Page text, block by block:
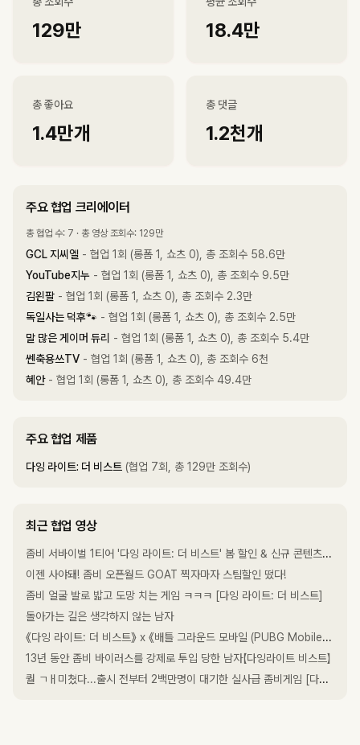
129만 18.4만
총 좋아요
1.4만개
총 댓글
1.2천개
주요 협업 크리에이터
총 협업 수: 7 · 총 영상 조회수: 129만
GCL 지씨엘 - 협업 1회 (롱폼 1, 쇼츠 0), 총 조회수 58.6만
YouTube지누 - 협업 1회 (롱폼 1, 쇼츠 0), 총 조회수 9.5만
김왼팔 - 협업 1회 (롱폼 1, 쇼츠 0), 총 조회수 2.3만
독일사는 덕후🐾 - 협업 1회 (롱폼 1, 쇼츠 0), 총 조회수 2.5만
말 많은 게이머 듀리 - 협업 1회 (롱폼 1, 쇼츠 0), 총 조회수 5.4만
쎈축용쓰TV - 협업 1회 (롱폼 1, 쇼츠 0), 총 조회수 6천
혜안- 협업 1회 (롱폼 1, 쇼츠 0), 총 조회수 49.4만
주요 협업 제품
다잉 라이트: 더 비스트 (협업 7회, 총 129만 조회수)
최근 협업 영상
좀비 서바이벌 1티어 '다잉 라이트: 더 비스트' 봄 할인 & 신규 콘텐츠 총정리
이젠 사야돼! 좀비 오픈월드 GOAT 찍자마자 스팀할인 떴다!
좀비 얼굴 발로 밟고 도망 치는 게임 ㅋㅋㅋ [다잉 라이트: 더 비스트]
돌아가는 길은 생각하지 않는 남자
《다잉 라이트: 더 비스트》 x 《배틀 그라운드 모바일 (PUBG Mobile)》 콜라보 이벤트 (4K)
13년 동안 좀비 바이러스를 강제로 투입 당한 남자【다잉라이트 비스트】
퀄 ㄱㅐ미쳤다...출시 전부터 2백만명이 대기한 실사급 좀비게임 [다잉 라이트: 더 비스트]